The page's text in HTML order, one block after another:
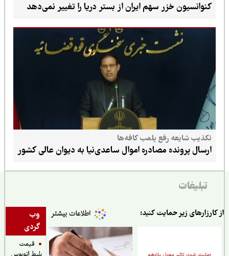
کنوانسیون خزر سهم ایران از بستر دریا را تغییر نمی‌دهد
تکذیب شایعه رفع پلمب کافه‌ها
ارسال پرونده مصادره اموال ساعدی‌نیا به دیوان عالی کشور
تبلیغات
وب
گردی
قیمت
زیر حمایت کنید: